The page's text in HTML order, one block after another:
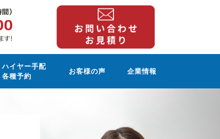
ハイヤー手配
各種予約
お客様の声 企業情報